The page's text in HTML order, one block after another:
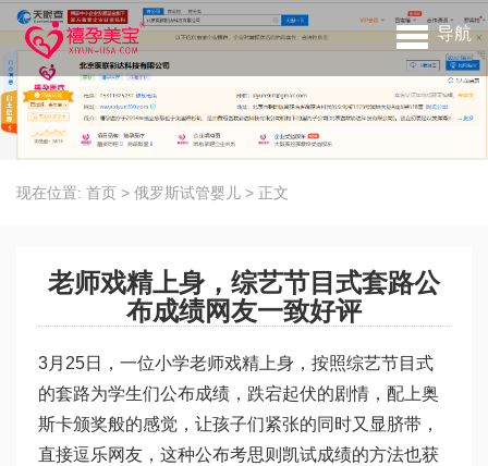
导航
现在位置: 首页 > 俄罗斯试管婴儿 > 正文
老师戏精上身，综艺节目式套路公
布成绩网友一致好评
3月25日，一位小学老师戏精上身，按照综艺节目式
的套路为学生们公布成绩，跌宕起伏的剧情，配上奥
斯卡颁奖般的感觉，让孩子们紧张的同时又显脐带，
直接逗乐网友，这种公布考思则凯试成绩的方法也获